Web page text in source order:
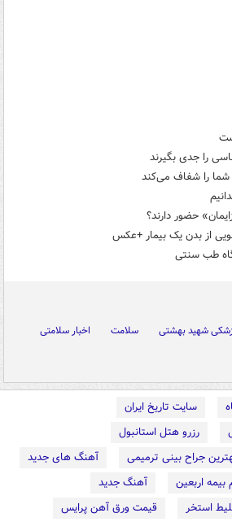
را جدی بگیرند
را شفاف می‌کند
حضور دارند؟
طب سنتی
شهید بهشتی سلامت
اخبار سلامتی
سایت تاریخ ایران
رزرو هتل استانبول
جراح بینی ترمیمی
آهنگ های جدید
بیمه اربعین
آهنگ جدید
استخر
قیمت ورق آهن پرایس